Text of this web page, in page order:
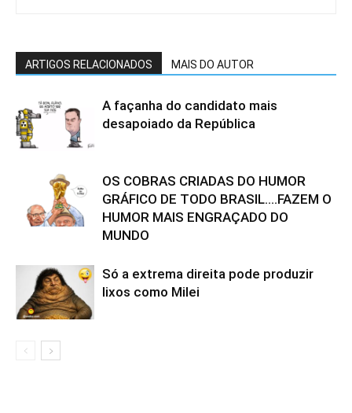
ARTIGOS RELACIONADOS MAIS DO AUTOR
A façanha do candidato mais
desapoiado da República
OS COBRAS CRIADAS DO HUMOR
GRÁFICO DE TODO BRASIL….FAZEM O
HUMOR MAIS ENGRAÇADO DO
MUNDO
Só a extrema direita pode produzir
lixos como Milei